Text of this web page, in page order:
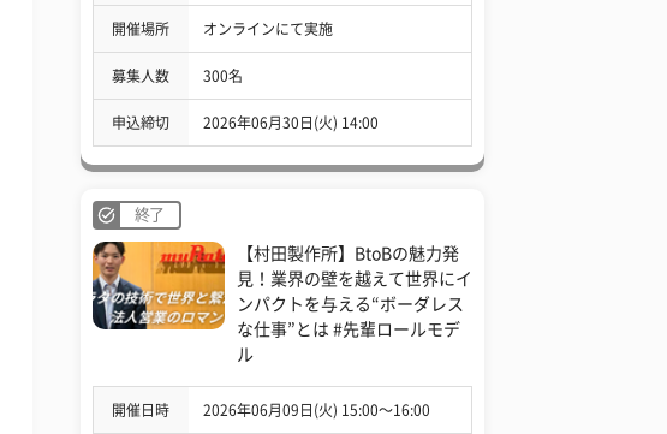
開催場所 オンラインにて実施
募集人数 300名
申込締切 2026年06月30日(火) 14:00
終了
【村田製作所】BtoBの魅力発
見！業界の壁を越えて世界にイ
ンパクトを与える“ボーダレス
な仕事”とは #先輩ロールモデ
ル
開催日時 2026年06月09日(火) 15:00〜16:00